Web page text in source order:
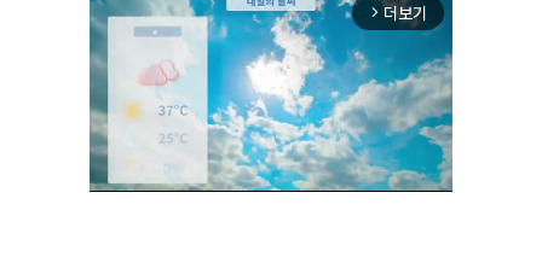
arrow_forward_ios 더보기